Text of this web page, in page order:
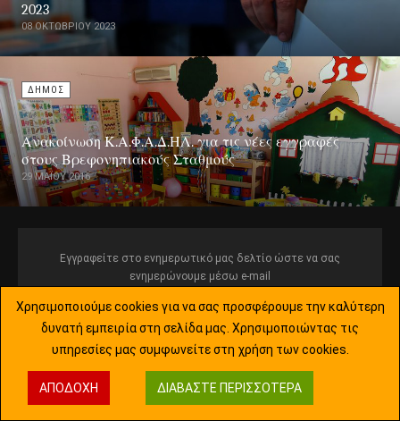
2023
08 ΟΚΤΩΒΡΊΟΥ 2023
ΔΗΜΟΣ
Ανακοίνωση Κ.Α.Φ.Α.Δ.ΗΛ. για τις νέες εγγραφές
στους Βρεφονηπιακούς Σταθμούς
29 ΜΑΪ́ΟΥ 2016
Εγγραφείτε στο ενημερωτικό μας δελτίο ώστε να σας
ενημερώνουμε μέσω e-mail
Χρησιμοποιούμε cookies για να σας προσφέρουμε την καλύτερη
δυνατή εμπειρία στη σελίδα μας. Χρησιμοποιώντας τις
υπηρεσίες μας συμφωνείτε στη χρήση των cookies.
ΑΠΟΔΟΧΉ ΔΙΑΒΆΣΤΕ ΠΕΡΙΣΣΌΤΕΡΑ